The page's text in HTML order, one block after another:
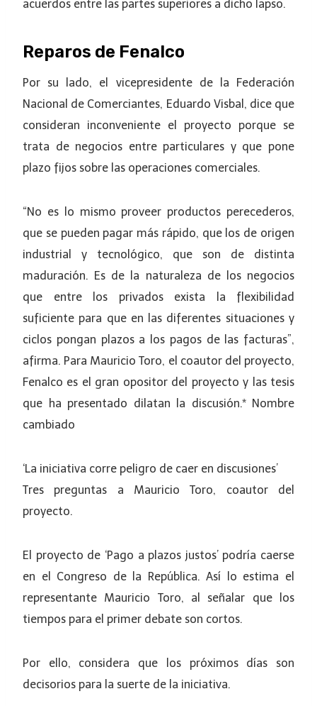
acuerdos entre las partes superiores a dicho lapso.
Reparos de Fenalco
Por su lado, el vicepresidente de la Federación
Nacional de Comerciantes, Eduardo Visbal, dice que
consideran inconveniente el proyecto porque se
trata de negocios entre particulares y que pone
plazo fijos sobre las operaciones comerciales.
“No es lo mismo proveer productos perecederos,
que se pueden pagar más rápido, que los de origen
industrial y tecnológico, que son de distinta
maduración. Es de la naturaleza de los negocios
que entre los privados exista la flexibilidad
suficiente para que en las diferentes situaciones y
ciclos pongan plazos a los pagos de las facturas”,
afirma. Para Mauricio Toro, el coautor del proyecto,
Fenalco es el gran opositor del proyecto y las tesis
que ha presentado dilatan la discusión.* Nombre
cambiado
‘La iniciativa corre peligro de caer en discusiones’
Tres preguntas a Mauricio Toro, coautor del
proyecto.
El proyecto de ‘Pago a plazos justos’ podría caerse
en el Congreso de la República. Así lo estima el
representante Mauricio Toro, al señalar que los
tiempos para el primer debate son cortos.
Por ello, considera que los próximos días son
decisorios para la suerte de la iniciativa.